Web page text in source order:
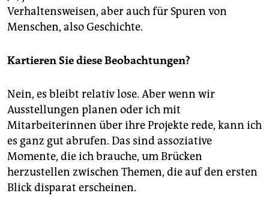
Verhaltensweisen, aber auch für Spuren von
Menschen, also Geschichte.
Kartieren Sie diese Beobachtungen?
Nein, es bleibt relativ lose. Aber wenn wir
Ausstellungen planen oder ich mit
Mitarbeiterinnen über ihre Projekte rede, kann ich
es ganz gut abrufen. Das sind assoziative
Momente, die ich brauche, um Brücken
herzustellen zwischen Themen, die auf den ersten
Blick disparat erscheinen.